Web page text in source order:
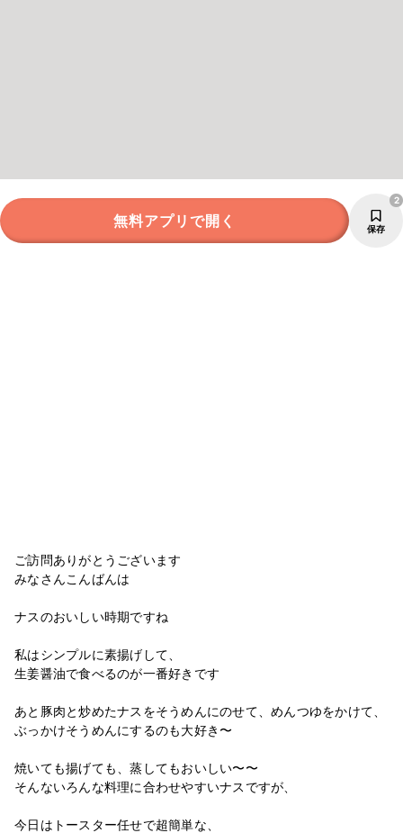
無料アプリで開く 保存
2
ご訪問ありがとうございます
みなさんこんばんは
ナスのおいしい時期ですね
私はシンプルに素揚げして、
生姜醤油で食べるのが一番好きです
あと豚肉と炒めたナスをそうめんにのせて、めんつゆをかけて、
ぶっかけそうめんにするのも大好き〜
焼いても揚げても、蒸してもおいしい〜〜
そんないろんな料理に合わせやすいナスですが、
今日はトースター任せで超簡単な、